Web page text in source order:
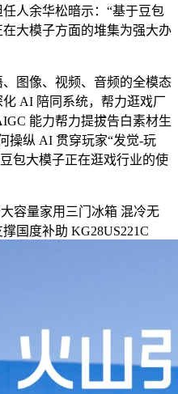
人余华松暗示：“基于豆包
大模子方面的堆集为强大办
图像、视频、音频的全模态
AI 陪同系统，帮力逛戏厂
能力帮力提拔告白素材生
操纵 AI 贯穿玩家“发觉-玩
包大模子正在逛戏行业的使
容量家用三门冰箱 混冷无
国度补助 KG28US221C